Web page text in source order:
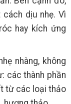
dịu nhẹ. Vì
hay kích ứng
nhàng, không
các thành phần
từ các loại thảo